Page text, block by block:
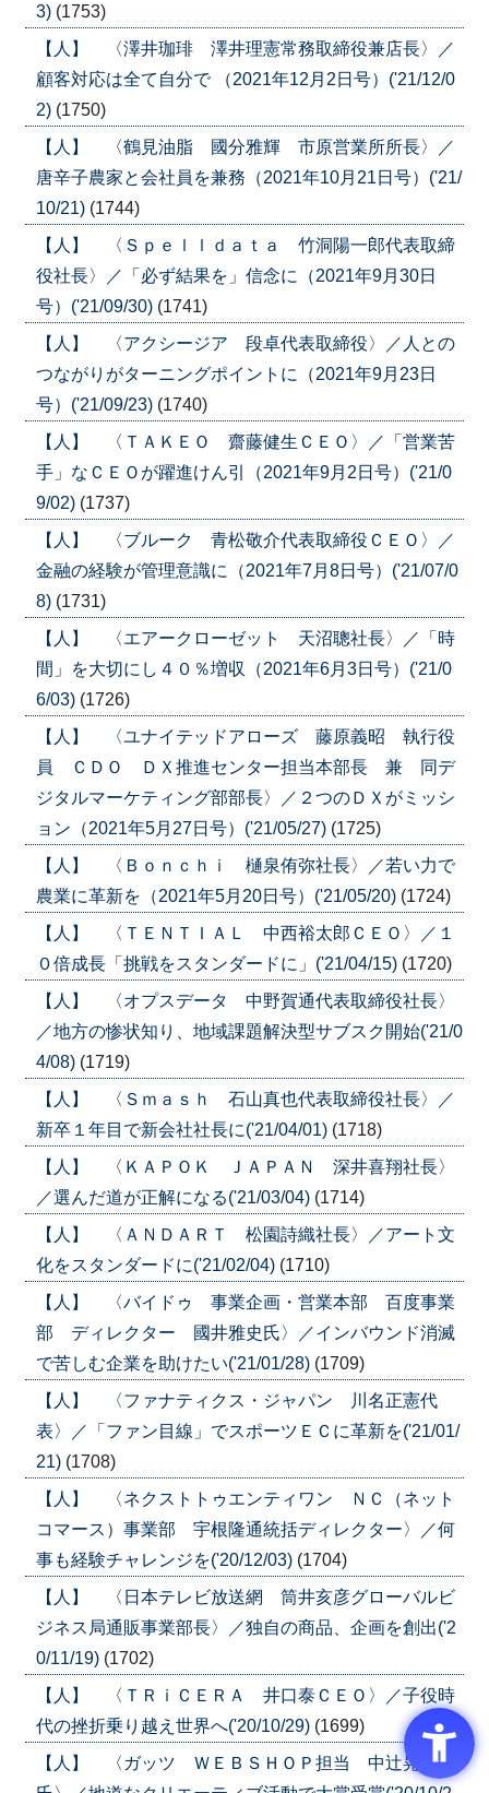
3) (1753)
【人】 〈澤井珈琲 澤井理憲常務取締役兼店長〉／
顧客対応は全て自分で （2021年12月2日号）('21/12/0
2) (1750)
【人】 〈鶴見油脂 國分雅輝 市原営業所所長〉／
唐辛子農家と会社員を兼務（2021年10月21日号）('21/
10/21) (1744)
【人】 〈Ｓｐｅｌｌｄａｔａ 竹洞陽一郎代表取締
役社長〉／「必ず結果を」信念に（2021年9月30日
号）('21/09/30) (1741)
【人】 〈アクシージア 段卓代表取締役〉／人との
つながりがターニングポイントに（2021年9月23日
号）('21/09/23) (1740)
【人】 〈ＴＡＫＥＯ 齋藤健生ＣＥＯ〉／「営業苦
手」なＣＥＯが躍進けん引（2021年9月2日号）('21/0
9/02) (1737)
【人】 〈ブルーク 青松敬介代表取締役ＣＥＯ〉／
金融の経験が管理意識に（2021年7月8日号）('21/07/0
8) (1731)
【人】 〈エアークローゼット 天沼聰社長〉／「時
間」を大切にし４０％増収（2021年6月3日号）('21/0
6/03) (1726)
【人】 〈ユナイテッドアローズ 藤原義昭 執行役
員 ＣＤＯ ＤＸ推進センター担当本部長 兼 同デ
ジタルマーケティング部部長〉／２つのＤＸがミッシ
ョン（2021年5月27日号）('21/05/27) (1725)
【人】 〈Ｂｏｎｃｈｉ 樋泉侑弥社長〉／若い力で
農業に革新を（2021年5月20日号）('21/05/20) (1724)
【人】 〈ＴＥＮＴＩＡＬ 中西裕太郎ＣＥＯ〉／１
０倍成長「挑戦をスタンダードに」('21/04/15) (1720)
【人】 〈オプスデータ 中野賀通代表取締役社長〉
／地方の惨状知り、地域課題解決型サブスク開始('21/0
4/08) (1719)
【人】 〈Ｓｍａｓｈ 石山真也代表取締役社長〉／
新卒１年目で新会社社長に('21/04/01) (1718)
【人】 〈ＫＡＰＯＫ ＪＡＰＡＮ 深井喜翔社長〉
／選んだ道が正解になる('21/03/04) (1714)
【人】 〈ＡＮＤＡＲＴ 松園詩織社長〉／アート文
化をスタンダードに('21/02/04) (1710)
【人】 〈バイドゥ 事業企画・営業本部 百度事業
部 ディレクター 國井雅史氏〉／インバウンド消滅
で苦しむ企業を助けたい('21/01/28) (1709)
【人】 〈ファナティクス・ジャパン 川名正憲代
表〉／「ファン目線」でスポーツＥＣに革新を('21/01/
21) (1708)
【人】 〈ネクストトゥエンティワン ＮＣ（ネット
コマース）事業部 宇根隆通統括ディレクター〉／何
事も経験チャレンジを('20/12/03) (1704)
【人】 〈日本テレビ放送網 筒井亥彦グローバルビ
ジネス局通販事業部長〉／独自の商品、企画を創出('2
0/11/19) (1702)
【人】 〈ＴＲｉＣＥＲＡ 井口泰ＣＥＯ〉／子役時
代の挫折乗り越え世界へ('20/10/29) (1699)
【人】 〈ガッツ ＷＥＢＳＨＯＰ担当 中辻晃生